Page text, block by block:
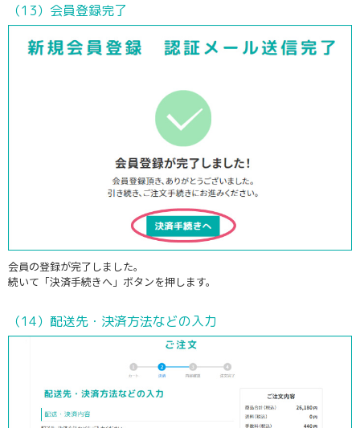
（13）会員登録完了
会員の登録が完了しました。
続いて「決済手続きへ」ボタンを押します。
（14）配送先・決済方法などの入力